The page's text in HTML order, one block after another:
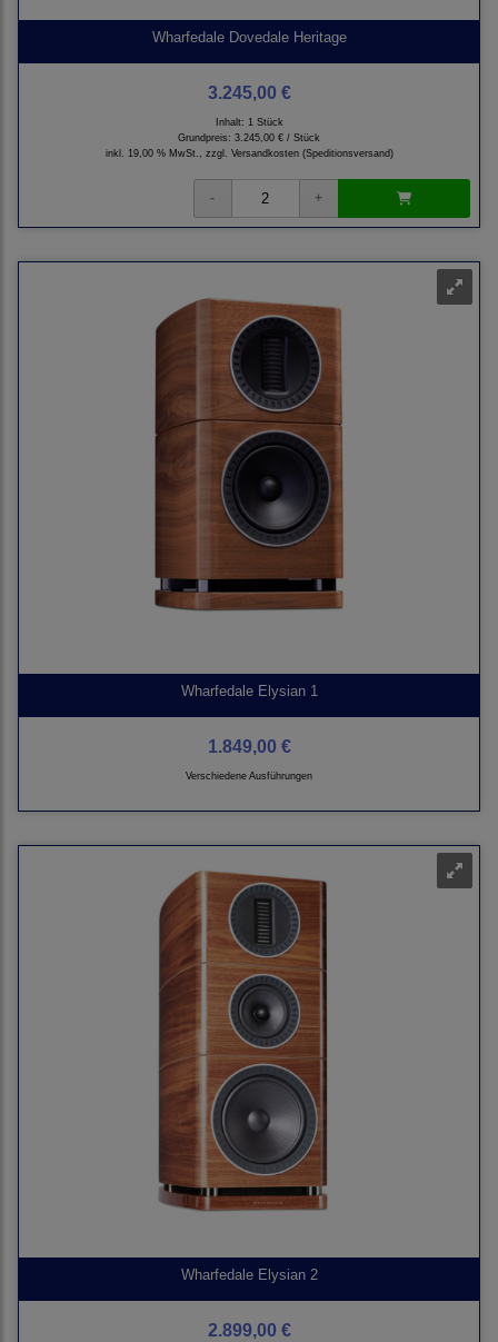
Wharfedale Dovedale Heritage
3.245,00 €
Inhalt: 1 Stück
Grundpreis: 3.245,00 € / Stück
inkl. 19,00 % MwSt., zzgl. Versandkosten (Speditionsversand)
Wharfedale Elysian 1
1.849,00 €
Verschiedene Ausführungen
Wharfedale Elysian 2
2.899,00 €